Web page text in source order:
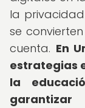
la
se
cuenta. En
estrategias
la